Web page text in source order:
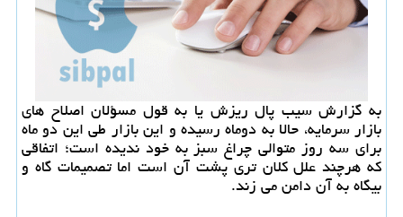
به گزارش سیب پال ریزش یا به قول مسؤلان اصلاح های
بازار سرمایه، حالا به دوماه رسیده و این بازار طی این دو ماه
برای سه روز متوالی چراغ سبز به خود ندیده است؛ اتفاقی
كه هرچند علل كلان تری پشت آن است اما تصمیمات گاه و
بیگاه به آن دامن می زند.